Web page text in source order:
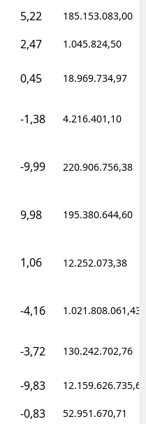
5,22 185.153.083,00
2,47 1.045.824,50
0,45 18.969.734,97
-1,38 4.216.401,10
-9,99 220.906.756,38
9,98 195.380.644,60
1,06 12.252.073,38
-4,16 1.021.808.061,43
-3,72 130.242.702,76
-9,83 12.159.626.735,62
-0,83 52.951.670,71